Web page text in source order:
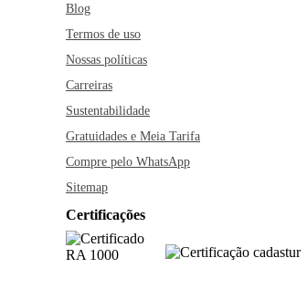
Blog
Termos de uso
Nossas políticas
Carreiras
Sustentabilidade
Gratuidades e Meia Tarifa
Compre pelo WhatsApp
Sitemap
Certificações